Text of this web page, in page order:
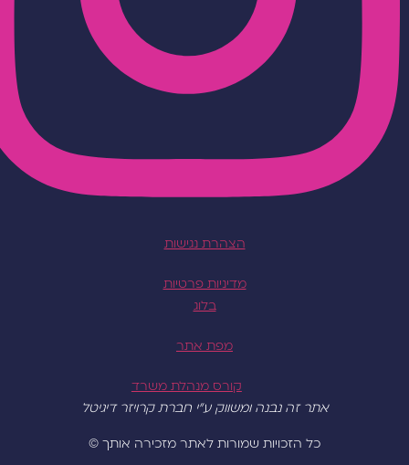
הצהרת נגישות
מדיניות פרטיות
מפת אתר
קורס מנהלת משרד
אתר זה נבנה ומשווק ע"י חברת קרויזר דיגיטל
כל הזכויות שמורות לאתר מזכירה אותך ©